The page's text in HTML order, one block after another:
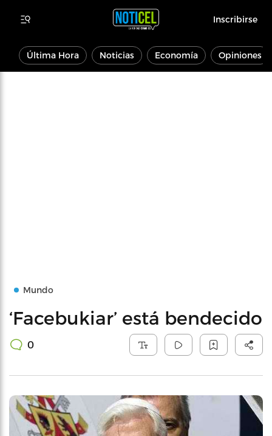
Inscribirse
Última Hora Noticias Economía Opiniones
Mundo
‘Facebukiar’ está bendecido
0